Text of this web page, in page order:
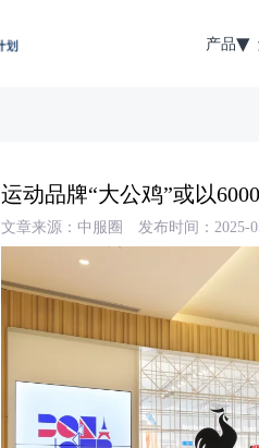
产品
运动品牌“大公鸡”或以
文章来源：中服圈 发布时间：2025-